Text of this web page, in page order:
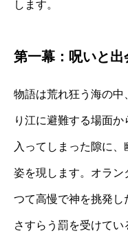
します。
第一幕：呪いと出
物語は荒れ狂う海の中
り江に避難する場面
入ってしまった隙に、
姿を現します。オラ
つて高慢で神を挑発し
さすらう罰を受けてい